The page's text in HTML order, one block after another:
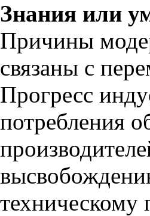
Знания или
Причины
связаны с
Прогресс
потребления
техническому